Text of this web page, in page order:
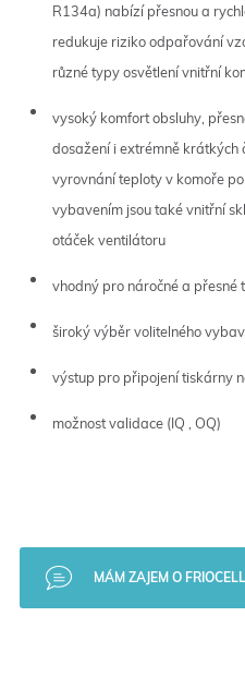
R134a) nabízí přesnou a
redukuje riziko odpařování
různé typy osvětlení vnitřní
vysoký komfort obsluhy,
dosažení i extrémně krátkých
vyrovnání teploty v komoře
vybavením jsou také vnitřní
otáček ventilátoru
vhodný pro náročné a přesné
široký výběr volitelného
výstup pro připojení tiskárny
možnost validace (IQ , OQ)
MÁM ZAJEM O